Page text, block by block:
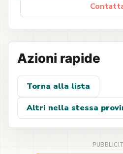
Azioni rapide
Torna alla lista
Altri nella stessa